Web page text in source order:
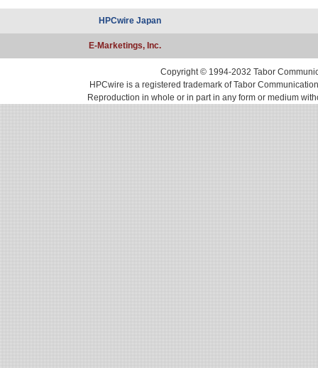
HPCwire Japan
E-Marketings, Inc.
Copyright © 1994-2032 Tabor
HPCwire is a registered trademark of Tabor
Reproduction in whole or in part in any form or medium